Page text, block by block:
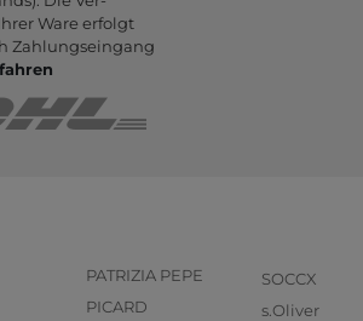
Ware er­folgt
Zahlungs­eingang
PATRIZIA PEPE
PICARD
SOCCX
s.Oliver